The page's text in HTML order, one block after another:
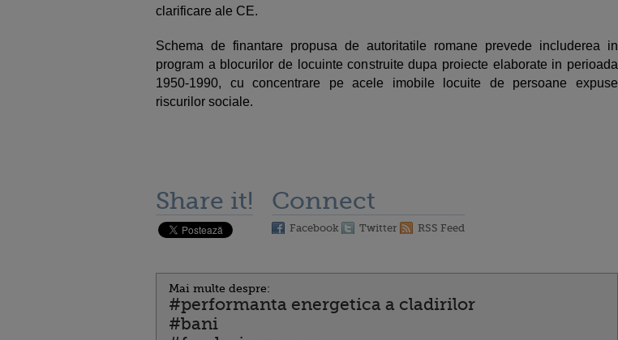
clarificare ale CE.
Schema de finantare propusa de autoritatile romane prevede includerea in
program a blocurilor de locuinte construite dupa proiecte elaborate in perioada
1950-1990, cu concentrare pe acele imobile locuite de persoane expuse
riscurilor sociale.
Share it! Connect
Facebook Twitter RSS Feed
Mai multe despre:
#performanta energetica a cladirilor
#bani